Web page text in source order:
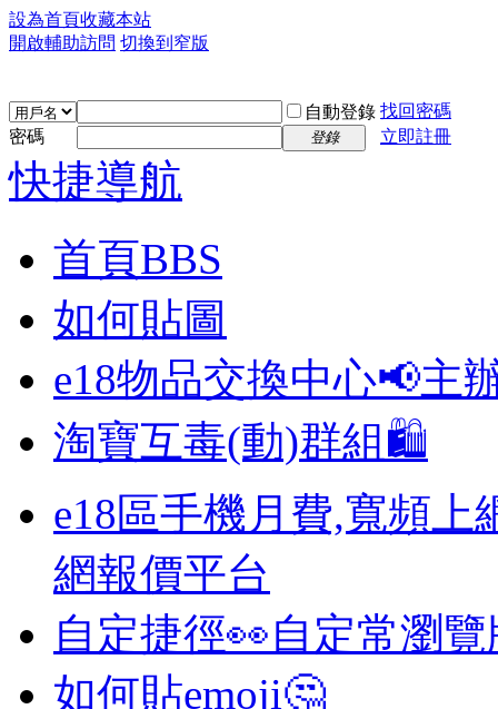
設為首頁收藏本站
開啟輔助訪問 切換到窄版
自動登錄 找回密碼
密碼
登錄 立即註冊
快捷導航
首頁BBS
如何貼圖
e18物品交換中心📢主
淘寶互毒(動)群組🛍️
e18區手機月費,寬頻上
網報價平台
自定捷徑👀自定常瀏
如何貼emoji🤔